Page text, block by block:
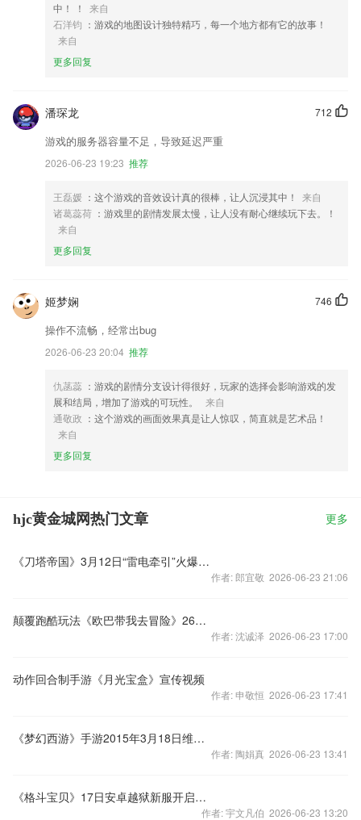
中！ ！
来自
石洋钧 ：游戏的地图设计独特精巧，每一个地方都有它的故事！
来自
更多回复
712
潘琛龙
游戏的服务器容量不足，导致延迟严重
2026-06-23 19:23 推荐
王磊媛 ：这个游戏的音效设计真的很棒，让人沉浸其中！
来自
诸葛蕊荷 ：游戏里的剧情发展太慢，让人没有耐心继续玩下去。！
来自
更多回复
746
姬梦娴
操作不流畅，经常出bug
2026-06-23 20:04 推荐
仇菡蕊 ：游戏的剧情分支设计得很好，玩家的选择会影响游戏的发
展和结局，增加了游戏的可玩性。
来自
通敬政 ：这个游戏的画面效果真是让人惊叹，简直就是艺术品！
来自
更多回复
hjc黄金城网热门文章 更多
《刀塔帝国》3月12日“雷电牵引”火爆开启
作者: 郎宜敬 2026-06-23 21:06
颠覆跑酷玩法《欧巴带我去冒险》26日开启
作者: 沈诚泽 2026-06-23 17:00
动作回合制手游《月光宝盒》宣传视频
作者: 申敬恒 2026-06-23 17:41
《梦幻西游》手游2015年3月18日维护公告
作者: 陶娟真 2026-06-23 13:41
《格斗宝贝》17日安卓越狱新服开启公告
作者: 宇文凡伯 2026-06-23 13:20